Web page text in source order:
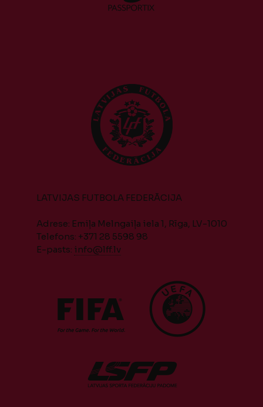
LATVIJAS FUTBOLA FEDERĀCIJA
Adrese: Emiļa Melngaiļa iela 1, Rīga, LV-1010
Telefons: +371 28 5598 98
E-pasts: info@lff.lv